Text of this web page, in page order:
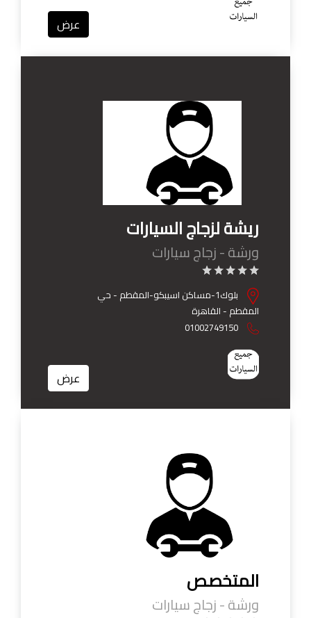
عرض
ريشة لزجاج السيارات
ورشة - زجاج سيارات
بلوك1-مساكن اسيبكو-المقطم - حي
المقطم - القاهرة
01002749150
عرض
المتخصص
ورشة - زجاج سيارات